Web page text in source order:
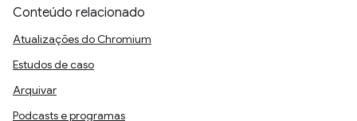
Conteúdo relacionado
Atualizações do Chromium
Estudos de caso
Arquivar
Podcasts e programas